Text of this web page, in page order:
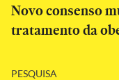
Novo consenso
tratamento da
PESQUISA